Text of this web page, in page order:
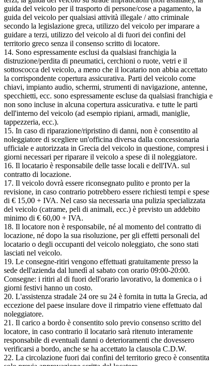
guida del veicolo per il trasporto di persone/cose a pagamento, la
guida del veicolo per qualsiasi attività illegale / atto criminale
secondo la legislazione greca, utilizzo del veicolo per imparare a
guidare a terzi, utilizzo del veicolo al di fuori dei confini del
territorio greco senza il consenso scritto di locatore.
14. Sono espressamente esclusi da qualsiasi franchigia la
distruzione/perdita di pneumatici, cerchioni o ruote, vetri e il
sottoscocca del veicolo, a meno che il locatario non abbia accettato
la corrispondente copertura assicurativa. Parti del veicolo come
chiavi, impianto audio, schermi, strumenti di navigazione, antenne,
specchietti, ecc. sono espressamente escluse da qualsiasi franchigia e
non sono incluse in alcuna copertura assicurativa. e tutte le parti
dell'interno del veicolo (ad esempio ripiani, armadi, maniglie,
tappezzeria, ecc.).
15. In caso di riparazione/ripristino di danni, non è consentito al
noleggiatore di scegliere un'officina diversa dalla concessionaria
ufficiale e autorizzata in Grecia del veicolo in questione, compresi i
giorni necessari per riparare il veicolo a spese di il noleggiatore.
16. Il locatario è responsabile delle tasse locali e dell'IVA. sul
contratto di locazione.
17. Il veicolo dovrà essere riconsegnato pulito e pronto per la
revisione, in caso contrario potrebbero essere richiesti tempi e spese
di € 15,00 + IVA. Nel caso sia necessaria una pulizia specializzata
del veicolo (catrame, peli di animali, ecc.) è previsto un addebito
minimo di € 60,00 + IVA.
18. Il locatore non è responsabile, né al momento del contratto di
locazione, né dopo la sua risoluzione, per gli effetti personali del
locatario o degli occupanti del veicolo noleggiato, che sono stati
lasciati nel veicolo.
19. Le consegne-ritiri vengono effettuati gratuitamente presso la
sede dell'azienda dal lunedì al sabato con orario 09:00-20:00.
Consegne: i ritiri al di fuori dell'orario lavorativo, la domenica o i
giorni festivi hanno un costo.
20. L'assistenza stradale 24 ore su 24 è fornita in tutta la Grecia, ad
eccezione del paese insulare dove il rimpatrio viene effettuato dal
noleggiatore.
21. Il carico a bordo è consentito solo previo consenso scritto del
locatore, in caso contrario il locatario sarà ritenuto interamente
responsabile di eventuali danni o deterioramenti che dovessero
verificarsi a bordo, anche se ha accettato la clausola C.D.W.
22. La circolazione fuori dai confini del territorio greco è consentita